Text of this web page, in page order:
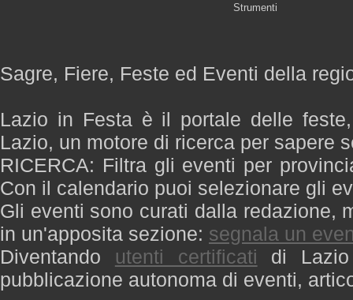
Strumenti
Sagre, Fiere, Feste ed Eventi della
Lazio in Festa è il portale delle
Lazio, un motore di ricerca per sapere
RICERCA: Filtra gli eventi per
Con il calendario puoi selezionare gli
Gli eventi sono curati dalla redazione,
in un'apposita sezione: segnala un
Diventando utenti certificati di
pubblicazione autonoma di eventi,